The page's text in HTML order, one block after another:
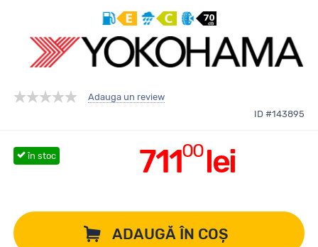
Adauga un review
ID #143895
71100lei
în stoc
ADAUGĂ ÎN COȘ